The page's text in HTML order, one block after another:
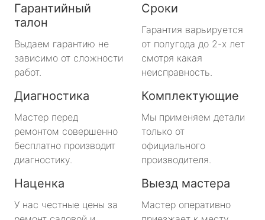
Гарантийный
талон
Выдаем гарантию не
зависимо от сложности
работ.
Сроки
Гарантия варьируется
от полугода до 2-х лет
смотря какая
неисправность.
Диагностика
Мастер перед
ремонтом совершенно
бесплатно производит
диагностику.
Комплектующие
Мы применяем детали
только от
официального
производителя.
Наценка
У нас честные цены за
Выезд мастера
Мастер оперативно